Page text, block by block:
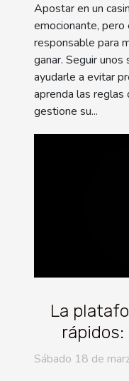
Apostar en un
emocionante,
responsable para
ganar. Seguir
ayudarle a evitar
aprenda las
gestione su...
La
Sábado 18 de